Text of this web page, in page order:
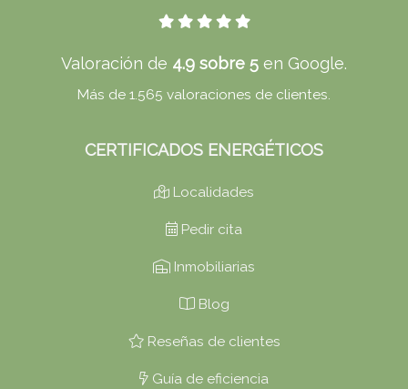
Valoración de 4.9 sobre 5 en Google.
Más de 1.565 valoraciones de clientes.
CERTIFICADOS ENERGÉTICOS
Localidades
Pedir cita
Inmobiliarias
Blog
Reseñas de clientes
Guía de eficiencia